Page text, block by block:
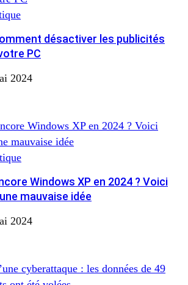
désactiver les publicités
PC
2024
Windows XP en 2024 ? Voici
mauvaise idée
2024